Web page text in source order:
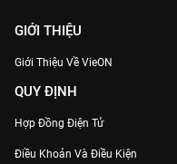
GIỚI THIỆU
Giới Thiệu Về VieON
QUY ĐỊNH
Hợp Đồng Điện Tử
Điều Khoản Và Điều Kiện